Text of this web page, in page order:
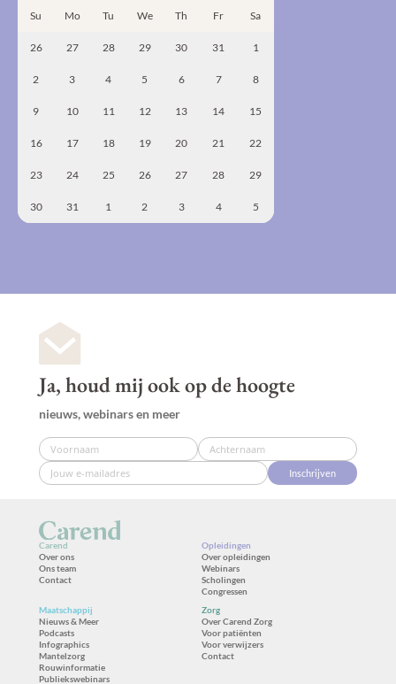
Su Mo Tu We Th Fr Sa
26 27 28 29 30 31 1
2 3 4 5 6 7 8
9 10 11 12 13 14 15
16 17 18 19 20 21 22
23 24 25 26 27 28 29
30 31 1 2 3 4 5
Ja, houd mij ook op de hoogte
nieuws, webinars en meer
Inschrijven
Carend
Over ons
Ons team
Contact
Opleidingen
Over opleidingen
Webinars
Scholingen
Congressen
Maatschappij
Nieuws & Meer
Podcasts
Infographics
Mantelzorg
Rouwinformatie
Publiekswebinars
Zorg
Over Carend Zorg
Voor patiënten
Voor verwijzers
Contact